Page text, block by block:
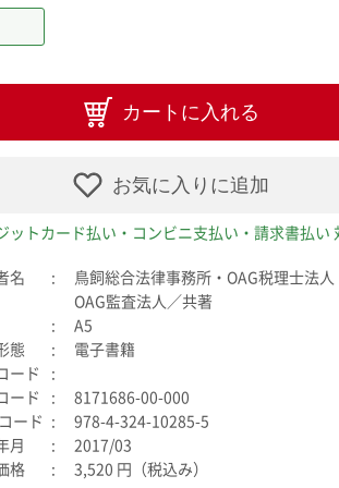
カートに入れる
お気に入りに追加
ットカード払い・コンビニ支払い・請求書払い
名
鳥飼総合法律事務所・OAG税理士法人
OAG監査法人／共著
A5
態
電子書籍
ード
ード
8171686-00-000
ード
978-4-324-10285-5
月
2017/03
格
3,520 円（税込み）